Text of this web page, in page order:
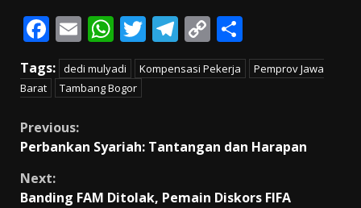
F
ac
e
b
o
o
k
E
m
ai
l
W
h
at
s
p
p
T
w
itt
T
el
e
m
C
o
p
n
k
h
ar
Tags: dedi mulyadi Kompensasi Pekerja
Pemprov Jawa
Barat
Tambang Bogor
Continue
Reading
Previous:
Perbankan Syariah: Tantangan dan Harapan
Next:
Banding FAM Ditolak, Pemain Diskors FIFA